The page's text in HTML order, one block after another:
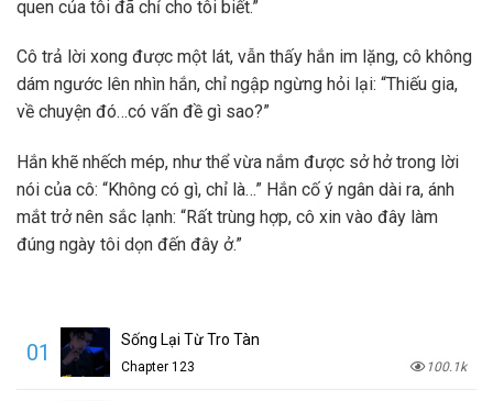
quen của tôi đã chỉ cho tôi biết.”
Cô trả lời xong được một lát, vẫn thấy hắn im lặng, cô không
dám ngước lên nhìn hắn, chỉ ngập ngừng hỏi lại: “Thiếu gia,
về chuyện đó…có vấn đề gì sao?”
Hắn khẽ nhếch mép, như thể vừa nắm được sở hở trong lời
nói của cô: “Không có gì, chỉ là…” Hắn cố ý ngân dài ra, ánh
mắt trở nên sắc lạnh: “Rất trùng hợp, cô xin vào đây làm
đúng ngày tôi dọn đến đây ở.”
01 Sống Lại Từ Tro Tàn
Chapter 123 100.1k